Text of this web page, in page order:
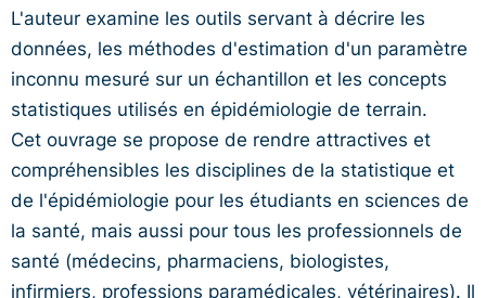
L'auteur examine les outils servant à décrire les
données, les méthodes d'estimation d'un paramètre
inconnu mesuré sur un échantillon et les concepts
statistiques utilisés en épidémiologie de terrain.
Cet ouvrage se propose de rendre attractives et
compréhensibles les disciplines de la statistique et
de l'épidémiologie pour les étudiants en sciences de
la santé, mais aussi pour tous les professionnels de
santé (médecins, pharmaciens, biologistes,
infirmiers, professions paramédicales, vétérinaires). Il